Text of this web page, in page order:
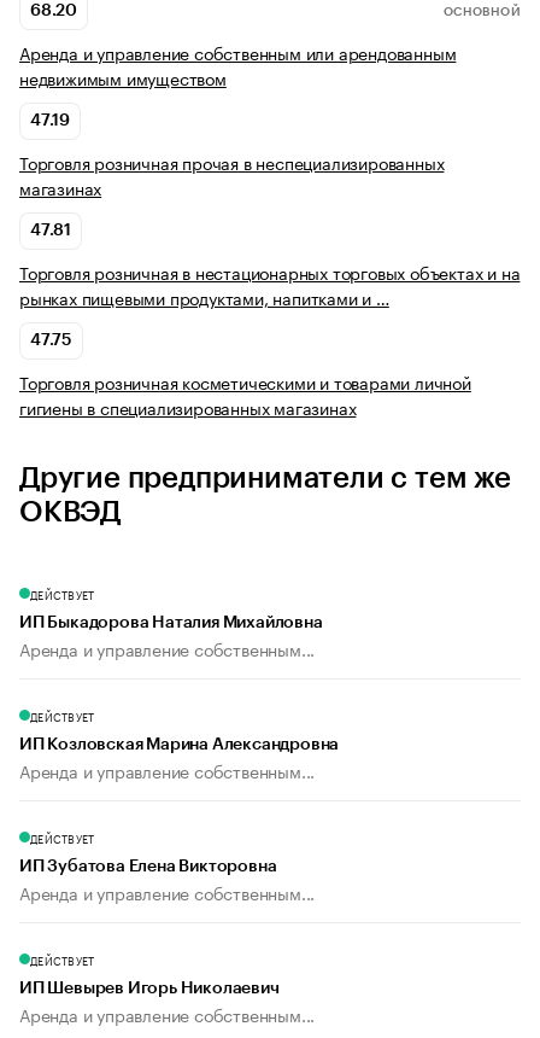
68.20 ОСНОВНОЙ
Аренда и управление собственным или арендованным
недвижимым имуществом
47.19
Торговля розничная прочая в неспециализированных
магазинах
47.81
Торговля розничная в нестационарных торговых объектах и на
рынках пищевыми продуктами, напитками и …
47.75
Торговля розничная косметическими и товарами личной
гигиены в специализированных магазинах
Другие предприниматели с тем же
ОКВЭД
ДЕЙСТВУЕТ
ИП Быкадорова Наталия Михайловна
Аренда и управление собственным...
ДЕЙСТВУЕТ
ИП Козловская Марина Александровна
Аренда и управление собственным...
ДЕЙСТВУЕТ
ИП Зубатова Елена Викторовна
Аренда и управление собственным...
ДЕЙСТВУЕТ
ИП Шевырев Игорь Николаевич
Аренда и управление собственным...